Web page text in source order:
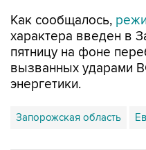
Как сообщалось,
характера введен в
пятницу на фоне
вызванных ударами
энергетики.
Запорожская область